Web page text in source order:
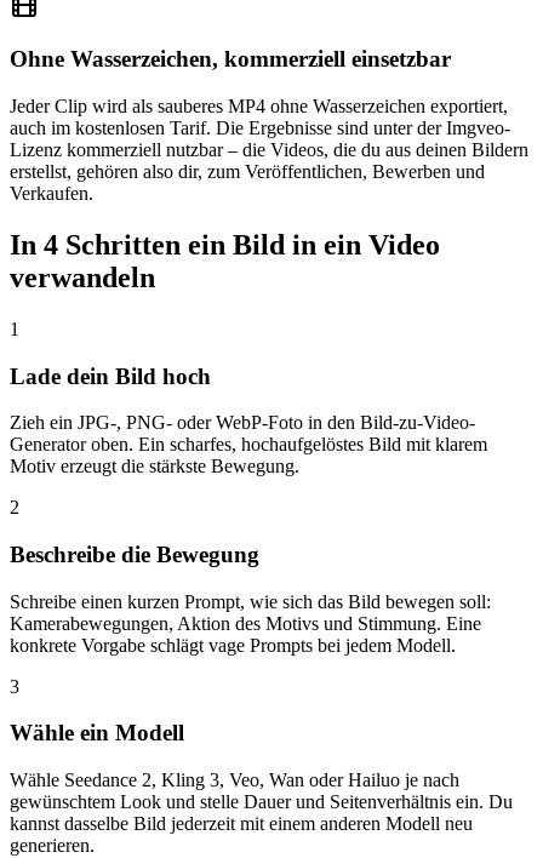
Ohne Wasserzeichen, kommerziell einsetzbar
Jeder Clip wird als sauberes MP4 ohne Wasserzeichen exportiert,
auch im kostenlosen Tarif. Die Ergebnisse sind unter der Imgveo-
Lizenz kommerziell nutzbar – die Videos, die du aus deinen Bildern
erstellst, gehören also dir, zum Veröffentlichen, Bewerben und
Verkaufen.
In 4 Schritten ein Bild in ein Video
verwandeln
1
Lade dein Bild hoch
Zieh ein JPG-, PNG- oder WebP-Foto in den Bild-zu-Video-
Generator oben. Ein scharfes, hochaufgelöstes Bild mit klarem
Motiv erzeugt die stärkste Bewegung.
2
Beschreibe die Bewegung
Schreibe einen kurzen Prompt, wie sich das Bild bewegen soll:
Kamerabewegungen, Aktion des Motivs und Stimmung. Eine
konkrete Vorgabe schlägt vage Prompts bei jedem Modell.
3
Wähle ein Modell
Wähle Seedance 2, Kling 3, Veo, Wan oder Hailuo je nach
gewünschtem Look und stelle Dauer und Seitenverhältnis ein. Du
kannst dasselbe Bild jederzeit mit einem anderen Modell neu
generieren.